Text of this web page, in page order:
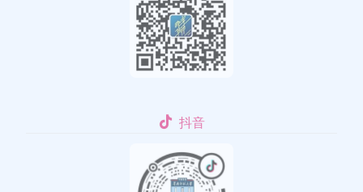
抖音